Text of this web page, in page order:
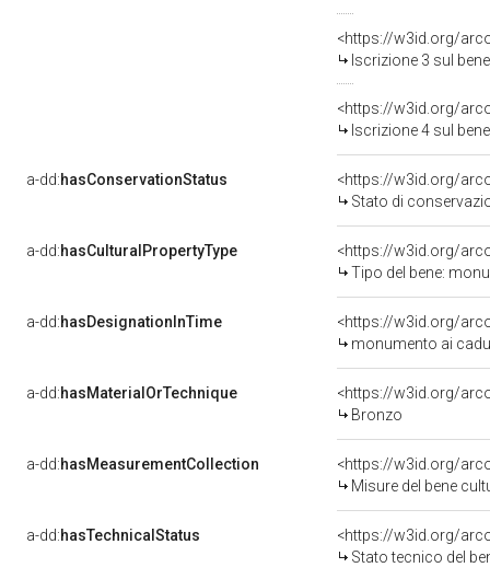
<https://w3id.org/
Iscrizione 3 sul
<https://w3id.org/
Iscrizione 4 sul
a-dd:hasConservationStatus
<https://w3id.org/
Stato di
a-dd:hasCulturalPropertyType
<https://w3id.org/
Tipo del bene:
a-dd:hasDesignationInTime
monumento ai
a-dd:hasMaterialOrTechnique
<https://w3id.org/
Bronzo
a-dd:hasMeasurementCollection
<https://w3id.org/
Misure del bene
a-dd:hasTechnicalStatus
<https://w3id.org/
Stato tecnico del